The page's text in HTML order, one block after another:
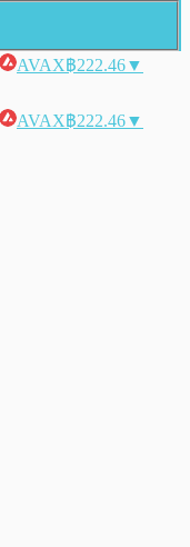
AVAX฿222.46▼
AVAX฿222.46▼